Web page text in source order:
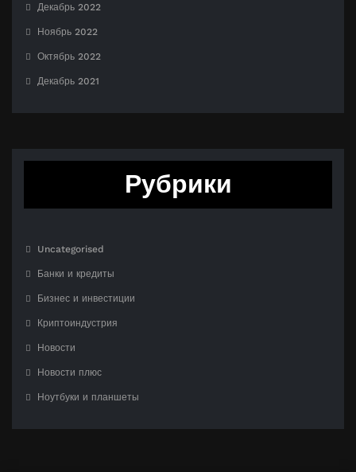
Декабрь 2022
Ноябрь 2022
Октябрь 2022
Декабрь 2021
Рубрики
Uncategorised
Банки и кредиты
Бизнес и инвестиции
Криптоиндустрия
Новости
Новости плюс
Ноутбуки и планшеты